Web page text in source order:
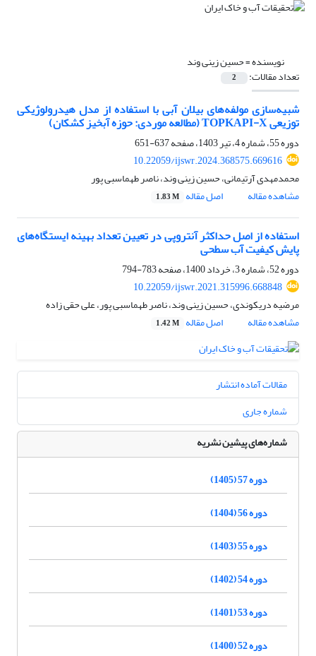
نویسنده =حسین زینی وند
تعداد مقالات: 2
شبیه‌سازی مولفه‌های بیلان آبی با استفاده از مدل هیدرولوژیکی
توزیعی TOPKAPI-X (مطالعه موردی: حوزه‌ آبخیز کشکان)
دوره 55، شماره 4، تیر 1403، صفحه
637-651
10.22059/ijswr.2024.368575.669616
محمدمهدی آرتیمانی، حسین زینی وند، ناصر طهماسبی پور
مشاهده مقاله
اصل مقاله 1.83 M
استفاده از اصل حداکثر آنتروپی در تعیین تعداد بهینه ایستگاه‌های
پایش کیفیت آب سطحی
دوره 52، شماره 3، خرداد 1400، صفحه
783-794
10.22059/ijswr.2021.315996.668848
مرضیه دریکوندی، حسین زینی وند، ناصر طهماسبی پور، علی حقی زاده
مشاهده مقاله
اصل مقاله 1.42 M
مقالات آماده انتشار
شماره جاری
شماره‌های پیشین نشریه
دوره 57 (1405)
دوره 56 (1404)
دوره 55 (1403)
دوره 54 (1402)
دوره 53 (1401)
دوره 52 (1400)